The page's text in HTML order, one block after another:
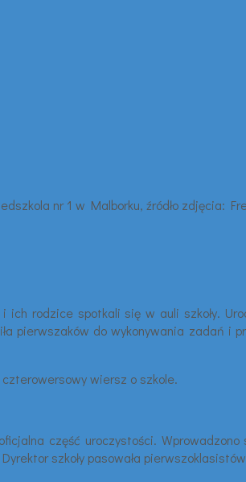
rodzice spotkali się w auli szkoły.
pierwszaków do wykonywania zadań
czterowersowy wiersz o szkole.
część uroczystości.
szkoły pasowała